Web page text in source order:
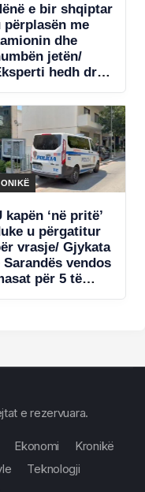
e bir shqiptar
përplasën me
dhe
jetën/
hedh dritë
Diçka e
kapën ‘në pritë’
u përgatitur
vrasje/ Gjykata
Sarandës vendos
për 5 të
e rezervuara.
Ekonomi
Kronikë
Teknologji